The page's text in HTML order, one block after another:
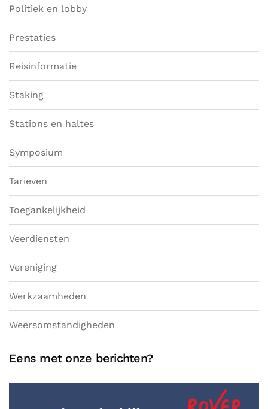
Politiek en lobby
Prestaties
Reisinformatie
Staking
Stations en haltes
Symposium
Tarieven
Toegankelijkheid
Veerdiensten
Vereniging
Werkzaamheden
Weersomstandigheden
Eens met onze berichten?